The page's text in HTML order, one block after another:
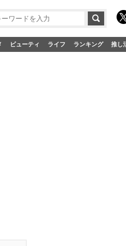
ビューティ ライフ ランキング 推し